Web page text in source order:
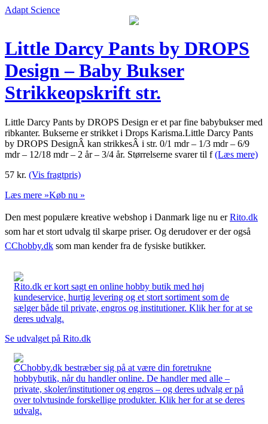
Adapt Science
Little Darcy Pants by DROPS
Design – Baby Bukser
Strikkeopskrift str.
Little Darcy Pants by DROPS Design er et par fine babybukser med
ribkanter. Bukserne er strikket i Drops Karisma.Little Darcy Pants
by DROPS DesignÂ kan strikkesÂ i str. 0/1 mdr – 1/3 mdr – 6/9
mdr – 12/18 mdr – 2 år – 3/4 år. Størrelserne svarer til f(Læs mere)
57 kr. (Vis fragtpris)
Læs mere »Køb nu »
Den mest populære kreative webshop i Danmark lige nu erRito.dk
som har et stort udvalg til skarpe priser. Og derudover er der også
CChobby.dk som man kender fra de fysiske butikker.
Rito.dk er kort sagt en online hobby butik med høj
kundeservice, hurtig levering og et stort sortiment som de
sælger både til private, engros og institutioner. Klik her for at se
deres udvalg.
Se udvalget på Rito.dk
CChobby.dk bestræber sig på at være din foretrukne
hobbybutik, når du handler online. De handler med alle –
private, skoler/institutioner og engros – og deres udvalg er på
over tolvtusinde forskellige produkter. Klik her for at se deres
udvalg.